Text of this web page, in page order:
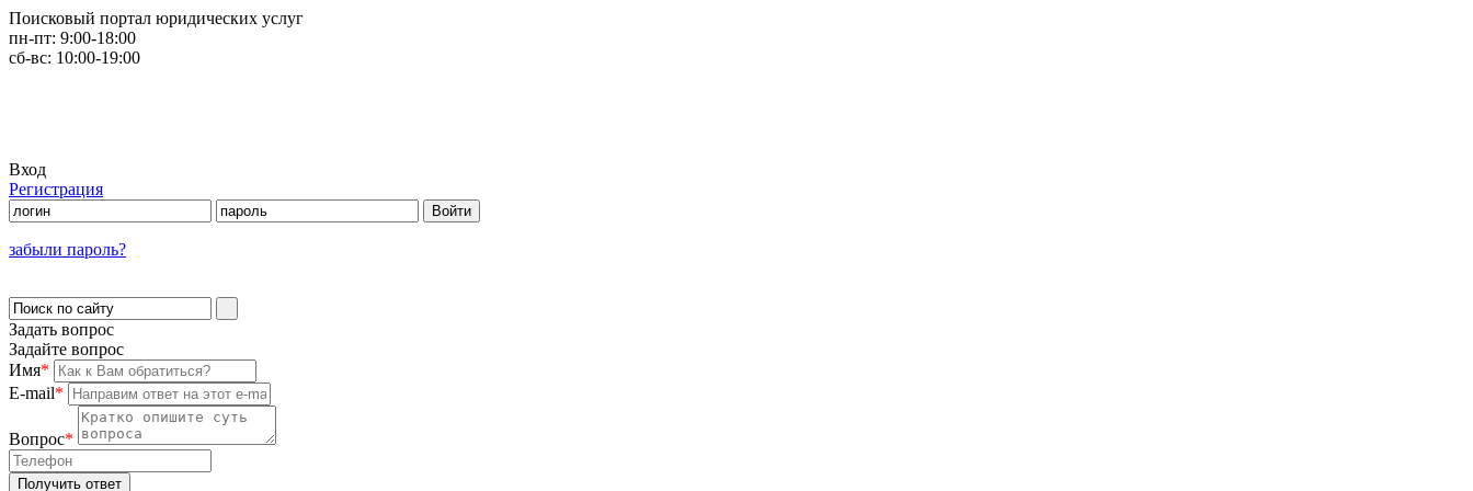
Поисковый портал юридических услуг
пн-пт: 9:00-18:00
сб-вс: 10:00-19:00
Вход
Регистрация
забыли пароль?
Задать вопрос
Задайте вопрос
Имя*
E-mail*
Вопрос*